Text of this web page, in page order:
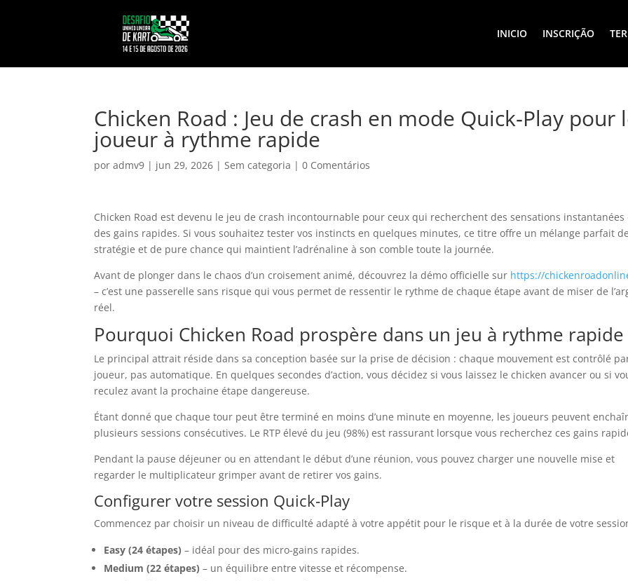
INICIO INSCRIÇÃO
Chicken Road : Jeu de crash en mode Quick‑Play pour
joueur à rythme rapide
poradmv9 | jun 29, 2026 |Sem categoria |0 Comentários
Chicken Road est devenu le jeu de crash incontournable pour ceux qui recherchent des sensations instantanées
des gains rapides. Si vous souhaitez tester vos instincts en quelques minutes, ce titre offre un mélange parfait
stratégie et de pure chance qui maintient l’adrénaline à son comble toute la journée.
Avant de plonger dans le chaos d’un croisement animé, découvrez la démo officielle sur https://
– c’est une passerelle sans risque qui vous permet de ressentir le rythme de chaque étape avant de miser de
réel.
Pourquoi Chicken Road prospère dans un jeu à rythme rapide
Le principal attrait réside dans sa conception basée sur la prise de décision : chaque mouvement est contrôlé
joueur, pas automatique. En quelques secondes d’action, vous décidez si vous laissez le chicken avancer ou si
reculez avant la prochaine étape dangereuse.
Étant donné que chaque tour peut être terminé en moins d’une minute en moyenne, les joueurs peuvent
plusieurs sessions consécutives. Le RTP élevé du jeu (98%) est rassurant lorsque vous recherchez ces gains
Pendant la pause déjeuner ou en attendant le début d’une réunion, vous pouvez charger une nouvelle mise et
regarder le multiplicateur grimper avant de retirer vos gains.
Configurer votre session Quick‑Play
Commencez par choisir un niveau de difficulté adapté à votre appétit pour le risque et à la durée de votre
Easy (24 étapes) – idéal pour des micro‑gains rapides.
Medium (22 étapes) – un équilibre entre vitesse et récompense.